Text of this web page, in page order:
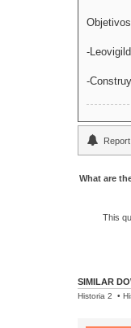
-
-
What are
This
SIMILAR
Historia 2 •